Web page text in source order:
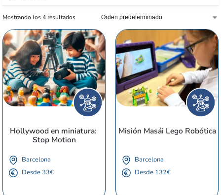
Mostrando los 4 resultados
Hollywood en miniatura:
Stop Motion
Barcelona
Desde 33€
Misión Masái Lego Robótica
Barcelona
Desde 132€